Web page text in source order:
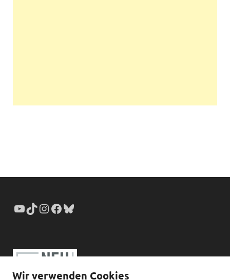
Wir verwenden Cookies